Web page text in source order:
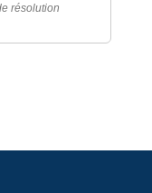
résolution